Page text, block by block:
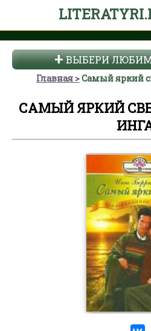
ВЫБЕРИ
Главная Самый яркий
САМЫЙ ЯРКИЙ